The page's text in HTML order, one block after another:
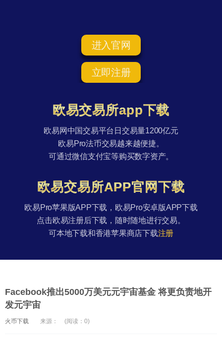
进入官网
立即注册
欧易交易所app下载
欧易网中国交易平台日交易量1200亿元
欧易Pro法币交易越来越便捷。
可通过微信支付宝等购买数字资产。
欧易交易所APP官网下载
欧易Pro苹果版APP下载，欧易Pro安卓版APP下载
点击欧易注册后下载，随时随地进行交易。
可本地下载和香港苹果商店下载注册
Facebook推出5000万美元元宇宙基金 将更负责地开
发元宇宙
火币下载 来源： (阅读：0)